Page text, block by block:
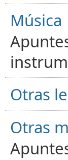
Música
Otras
Otras